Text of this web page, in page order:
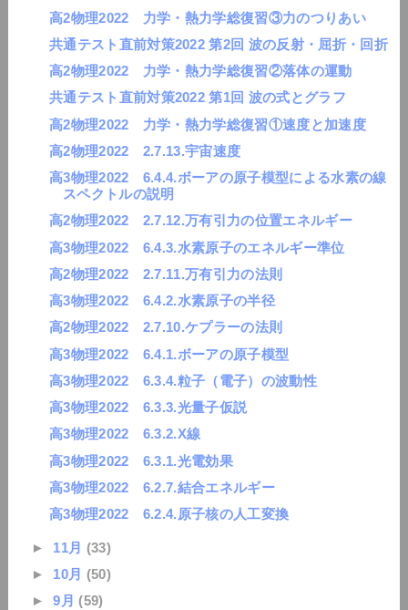
高2物理2022 力学・熱力学総復習③力のつりあい
共通テスト直前対策2022 第2回 波の反射・屈折・回折
高2物理2022 力学・熱力学総復習②落体の運動
共通テスト直前対策2022 第1回 波の式とグラフ
高2物理2022 力学・熱力学総復習①速度と加速度
高2物理2022 2.7.13.宇宙速度
高3物理2022 6.4.4.ボーアの原子模型による水素の線
スペクトルの説明
高2物理2022 2.7.12.万有引力の位置エネルギー
高3物理2022 6.4.3.水素原子のエネルギー準位
高2物理2022 2.7.11.万有引力の法則
高3物理2022 6.4.2.水素原子の半径
高2物理2022 2.7.10.ケプラーの法則
高3物理2022 6.4.1.ボーアの原子模型
高3物理2022 6.3.4.粒子（電子）の波動性
高3物理2022 6.3.3.光量子仮説
高3物理2022 6.3.2.X線
高3物理2022 6.3.1.光電効果
高3物理2022 6.2.7.結合エネルギー
高3物理2022 6.2.4.原子核の人工変換
► 11月 (33)
► 10月 (50)
►9月 (59)